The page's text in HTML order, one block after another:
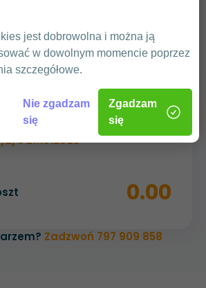
WYŚLIJ
3 21.10.2025
0.00
Zadzwoń 797 909 858
jest dobrowolna i można ją
w dowolnym momencie poprzez
szczegółowe.
Nie zgadzam
się
Zgadzam
się